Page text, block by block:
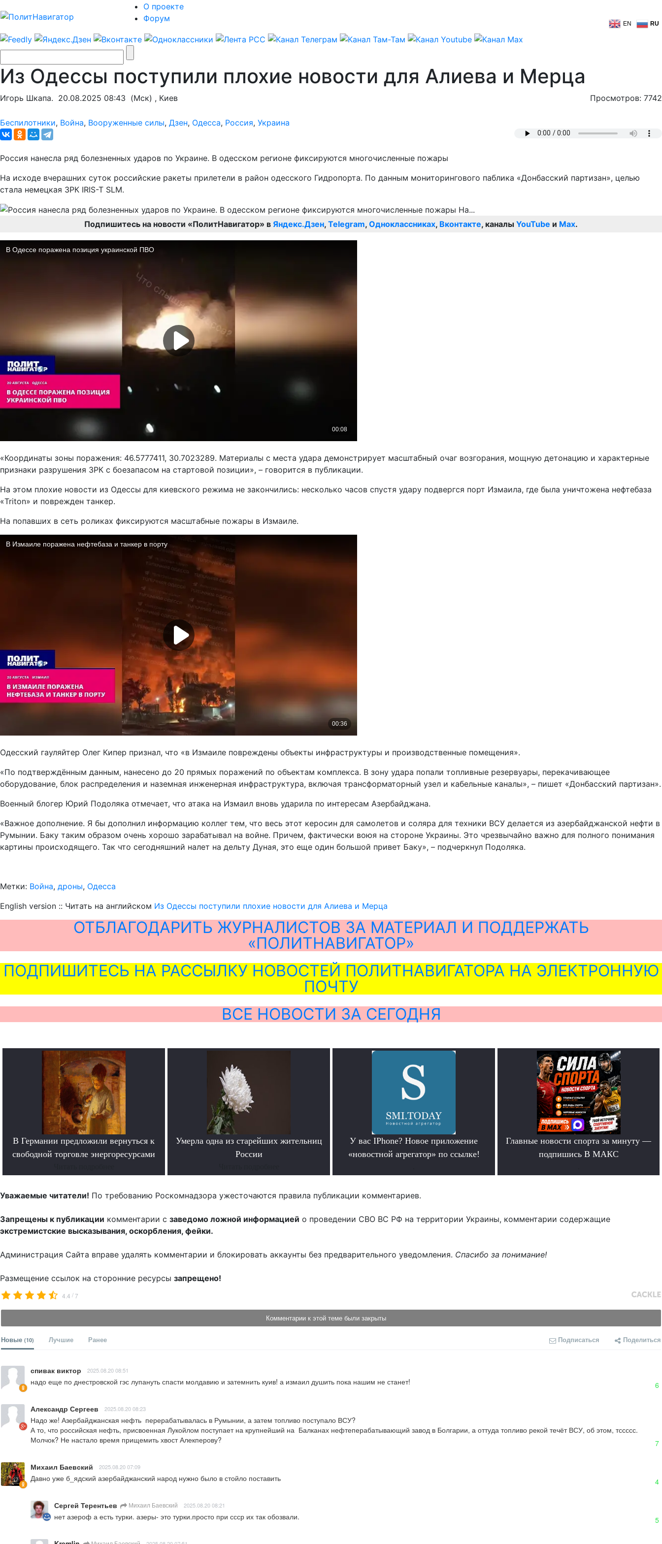
О проекте
Форум
EN RU
Из Одессы поступили плохие новости для Алиева и Мерца
Игорь Шкапа. 20.08.2025 08:43 (Мск) , Киев Просмотров: 7742
Беспилотники, Война, Вооруженные силы, Дзен, Одесса, Россия, Украина
Россия нанесла ряд болезненных ударов по Украине. В одесском регионе фиксируются многочисленные пожары
На исходе вчерашних суток российские ракеты прилетели в район одесского Гидропорта. По данным мониторингового паблика «Донбасский партизан», целью
стала немецкая ЗРК IRIS-T SLM.
Подпишитесь на новости «ПолитНавигатор» в Яндекс.Дзен, Telegram, Одноклассниках, Вконтакте, каналы YouTube и Max.
«Координаты зоны поражения: 46.5777411, 30.7023289. Материалы с места удара демонстрирует масштабный очаг возгорания, мощную детонацию и характерные
признаки разрушения ЗРК с боезапасом на стартовой позиции», – говорится в публикации.
На этом плохие новости из Одессы для киевского режима не закончились: несколько часов спустя удару подвергся порт Измаила, где была уничтожена нефтебаза
«Triton» и поврежден танкер.
На попавших в сеть роликах фиксируются масштабные пожары в Измаиле.
Одесский гауляйтер Олег Кипер признал, что «в Измаиле повреждены объекты инфраструктуры и производственные помещения».
«По подтверждённым данным, нанесено до 20 прямых поражений по объектам комплекса. В зону удара попали топливные резервуары, перекачивающее
оборудование, блок распределения и наземная инженерная инфраструктура, включая трансформаторный узел и кабельные каналы», – пишет «Донбасский партизан».
Военный блогер Юрий Подоляка отмечает, что атака на Измаил вновь ударила по интересам Азербайджана.
«Важное дополнение. Я бы дополнил информацию коллег тем, что весь этот керосин для самолетов и соляра для техники ВСУ делается из азербайджанской нефти в
Румынии. Баку таким образом очень хорошо зарабатывал на войне. Причем, фактически воюя на стороне Украины. Это чрезвычайно важно для полного понимания
картины происходящего. Так что сегодняшний налет на дельту Дуная, это еще один большой привет Баку», – подчеркнул Подоляка.
Метки: Война, дроны, Одесса
English version :: Читать на английском Из Одессы поступили плохие новости для Алиева и Мерца
ОТБЛАГОДАРИТЬ ЖУРНАЛИСТОВ ЗА МАТЕРИАЛ И ПОДДЕРЖАТЬ
«ПОЛИТНАВИГАТОР»
ПОДПИШИТЕСЬ НА РАССЫЛКУ НОВОСТЕЙ ПОЛИТНАВИГАТОРА НА ЭЛЕКТРОННУЮ
ПОЧТУ
ВСЕ НОВОСТИ ЗА СЕГОДНЯ
В Германии предложили вернуться к
свободной торговле энергоресурсами
Умерла одна из старейших жительниц
России
У вас IPhone? Новое приложение
«новостной агрегатор» по ссылке!
Главные новости спорта за минуту —
подпишись В МАКС
Уважаемые читатели! По требованию Роскомнадзора ужесточаются правила публикации комментариев.
Запрещены к публикации комментарии с заведомо ложной информацией о проведении СВО ВС РФ на территории Украины, комментарии содержащие
экстремистские высказывания, оскорбления, фейки.
Администрация Сайта вправе удалять комментарии и блокировать аккаунты без предварительного уведомления. Спасибо за понимание!
Размещение ссылок на сторонние ресурсы запрещено!
4.4 /7
Комментарии к этой теме были закрыты
Новые (10) Лучшие Ранее Подписаться Поделиться
спивак виктор 2025.08.20 08:51
надо еще по днестровской гэс лупануть спасти молдавию и затемнить куив! а измаил душить пока нашим не станет! 6
Александр Сергеев 2025.08.20 08:23
Надо же! Азербайджанская нефть  перерабатывалась в Румынии, а затем топливо поступало ВСУ?
А то, что российская нефть, присвоенная Лукойлом поступает на крупнейший на  Балканах нефтеперабатывающий завод в Болгарии, а оттуда топливо рекой течёт ВСУ, об этом, тссссс.
Молчок? Не настало время прищемить хвост Алекперову?
7
Михаил Баевский 2025.08.20 07:09
Давно уже б_ядский азербайджанский народ нужно было в стойло поставить 4
Сергей Терентьев Михаил Баевский 2025.08.20 08:21
нет азероф а есть турки. азеры- это турки.просто при ссср их так обозвали. 5